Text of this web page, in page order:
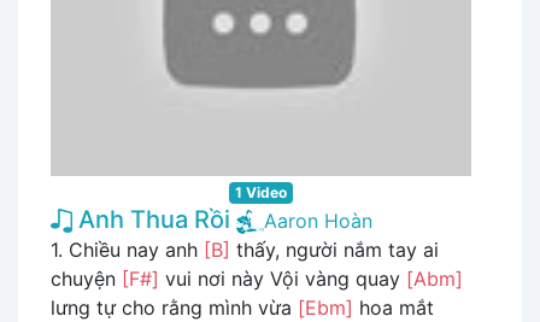
1 Video
Anh Thua Rồi
Aaron Hoàn
1. Chiều nay anh [B] thấy, người nắm tay ai
chuyện [F#] vui nơi này Vội vàng quay [Abm]
lưng tự cho rằng mình vừa [Ebm] hoa mắt